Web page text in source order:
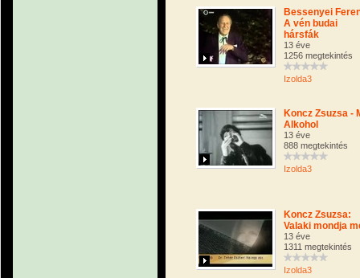
Bessenyei
A vén budai
hársfák
13 éve
1256 megtekintés
Izolda3
Koncz Zsuzsa -
Alkohol
13 éve
888 megtekintés
Izolda3
Koncz Zsuzsa:
Valaki mondja
13 éve
1311 megtekintés
Izolda3